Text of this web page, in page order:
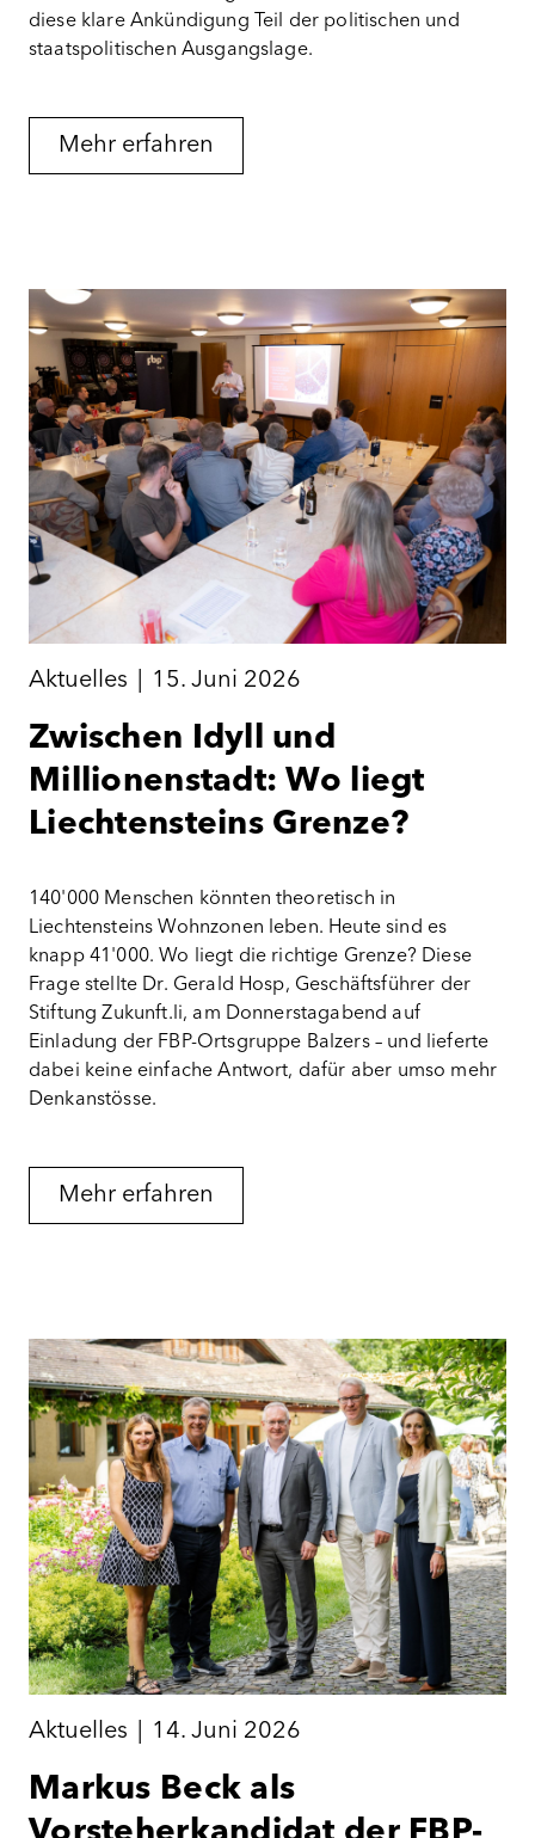
diese klare Ankündigung Teil der politischen und
staatspolitischen Ausgangslage.
Mehr erfahren
Aktuelles 15. Juni 2026
Zwischen Idyll und
Millionenstadt: Wo liegt
Liechtensteins Grenze?
140'000 Menschen könnten theoretisch in
Liechtensteins Wohnzonen leben. Heute sind es
knapp 41'000. Wo liegt die richtige Grenze? Diese
Frage stellte Dr. Gerald Hosp, Geschäftsführer der
Stiftung Zukunft.li, am Donnerstagabend auf
Einladung der FBP-Ortsgruppe Balzers – und lieferte
dabei keine einfache Antwort, dafür aber umso mehr
Denkanstösse.
Mehr erfahren
Aktuelles 14. Juni 2026
Markus Beck als